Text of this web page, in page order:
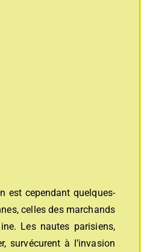
est cependant quelques-
celles des marchands
Les nautes parisiens,
survécurent à l’invasion